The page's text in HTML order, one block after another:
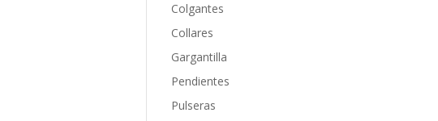
Colgantes
Collares
Gargantilla
Pendientes
Pulseras